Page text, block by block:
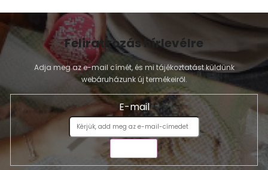
Feliratkozás hírlevélre
Adja meg az e-mail címét, és mi tájékoztatást küldünk
webáruházunk új termékeiről.
E-mail